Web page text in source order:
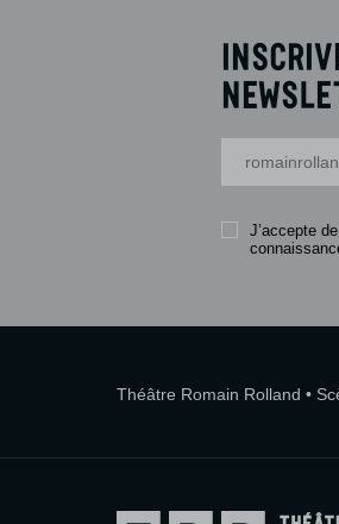
J’accepte
Théâtre Romain Rolland •